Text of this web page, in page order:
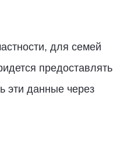
для семей
предоставлять
эти данные через